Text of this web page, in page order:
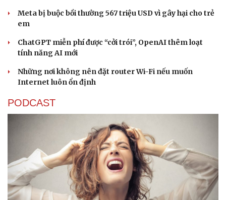
Meta bị buộc bồi thường 567 triệu USD vì gây hại cho trẻ
em
ChatGPT miễn phí được “cởi trói”, OpenAI thêm loạt
tính năng AI mới
Những nơi không nên đặt router Wi-Fi nếu muốn
Internet luôn ổn định
PODCAST